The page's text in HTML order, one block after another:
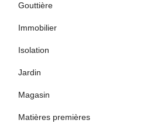
Gouttière
Immobilier
Isolation
Jardin
Magasin
Matières premières